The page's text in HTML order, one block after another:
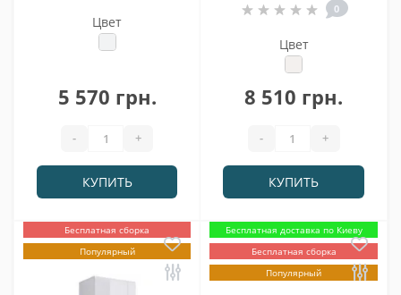
Цвет
5 570 грн.
- +
КУПИТЬ
0
Цвет
8 510 грн.
- +
КУПИТЬ
Бесплатная сборка
Популярный
Бесплатная доставка по Киеву
Бесплатная сборка
Популярный